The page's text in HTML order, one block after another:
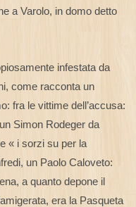
a Varolo, in domo detto
infestata da
come racconta un
fra le vittime dell’accusa:
Simon Rodeger da
« i sorzi su per la
un Paolo Caloveto:
a quanto depone il
era la Pasqueta